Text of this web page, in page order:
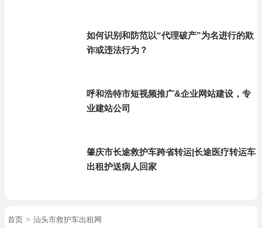
如何识别和防范以“代理破产”为名进行的欺
诈或违法行为？
呼和浩特市短视频推广&企业网站建设，专
业建站公司
肇庆市长途救护车跨省转运|长途医疗转运车
出租护送病人回家
首页 > 汕头市救护车出租网